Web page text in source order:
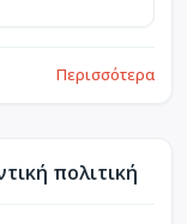
Περισσότερα
πολιτική